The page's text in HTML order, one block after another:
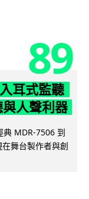
89
耳式監聽
人聲利器
典 MDR-7506 到
舞台製作者與創